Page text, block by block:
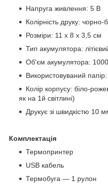
Напруга живлення: 5 В
Колірність друку: чорно-
Розміри: 11 х 8 х 3,5 см
Тип акумулятора:
Об'єм акумулятора:
Використовуваний
Колір корпусу: біло-
як на 1й світлині)
Друкує зі швидкістю 10
Комплектація
Термопринтер
USB кабель
Термобуга — 1 рулон